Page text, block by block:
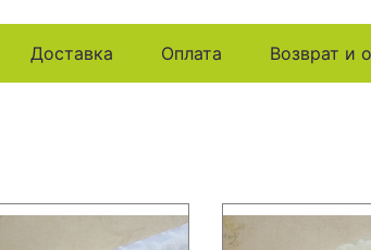
Доставка Оплата Возврат и